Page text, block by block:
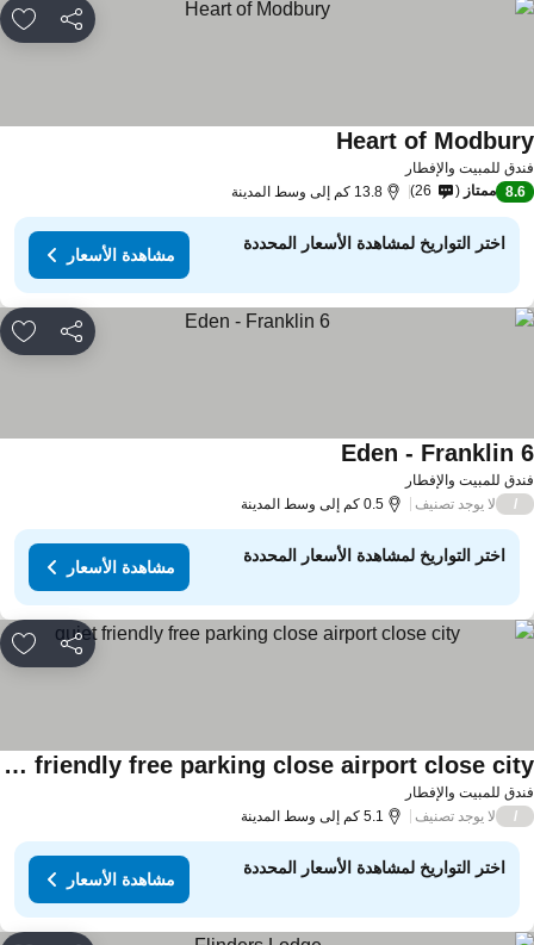
مشاركة
للمبيت والإفطار
Heart of
8.6 ممتاز 26 13.8 كم إلى وسط المدينة
اختر التواريخ لمشاهدة الأسعار المحددة
مشاهدة الأسعار
مشاركة
للمبيت والإفطار
Eden - Franklin
لا يوجد تصنيف 0.5 كم إلى وسط المدينة
اختر التواريخ لمشاهدة الأسعار المحددة
مشاهدة الأسعار
مشاركة
للمبيت والإفطار
quiet friendly free parking close airport close city
لا يوجد تصنيف 5.1 كم إلى وسط المدينة
اختر التواريخ لمشاهدة الأسعار المحددة
مشاهدة الأسعار